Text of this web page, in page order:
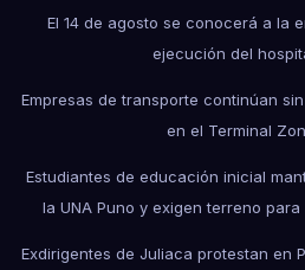
El 14 de agosto se conocerá a la
ejecución del
Empresas de transporte continúan
en el Terminal
Estudiantes de educación inicial
la UNA Puno y exigen terreno
Exdirigentes de Juliaca protestan en